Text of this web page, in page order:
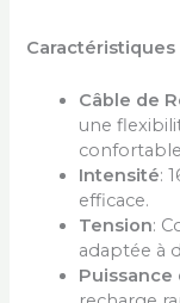
Caractéristiques
Câble de
une
Intensité:
efficace.
Tension:
adaptée à
Puissance